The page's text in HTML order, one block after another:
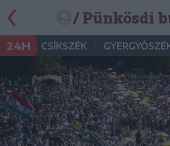
/ Pünkösdi
24H CSÍKSZÉK •